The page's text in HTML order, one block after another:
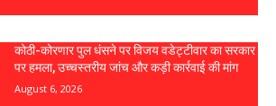
कोठी-कोरणार पुल धंसने पर विजय वडेट्टीवार का सरकार
पर हमला, उच्चस्तरीय जांच और कड़ी कार्रवाई की मांग
August 6, 2026